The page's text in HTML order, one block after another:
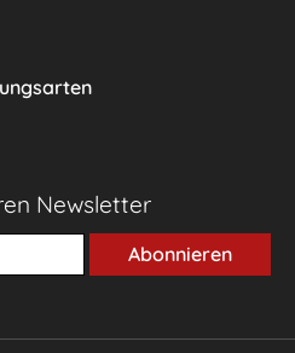
Newsletter
Abonnieren